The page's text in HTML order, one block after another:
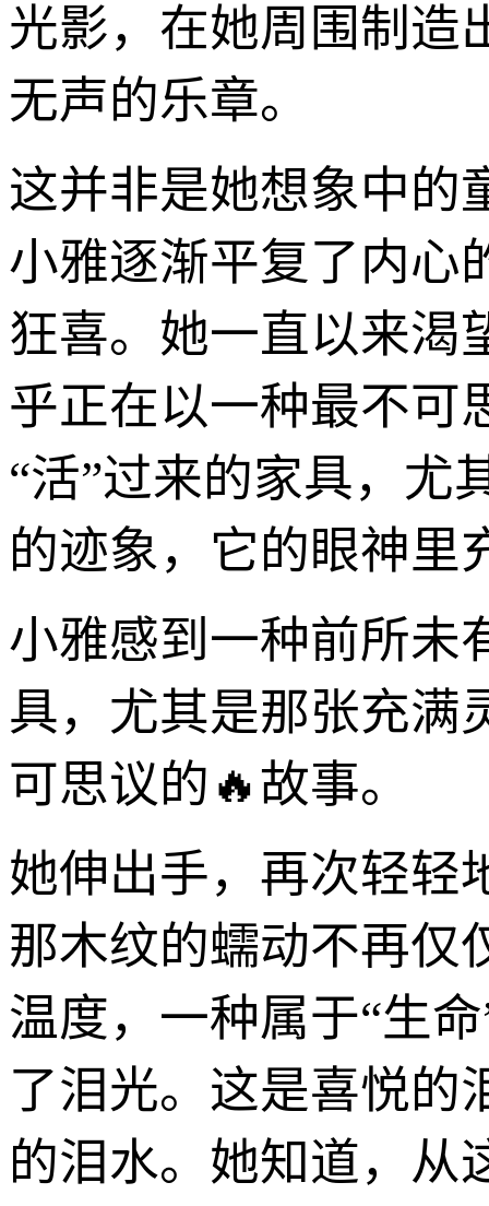
光影，在她周围制造
无声的乐章。
这并非是她想象中的
小雅逐渐平复了内心
狂喜。她一直以来渴
乎正在以一种最不可
“活”过来的家具，尤
的迹象，它的眼神里
小雅感到一种前所未
具，尤其是那张充满
可思议的🔥故事。
她伸出手，再次轻轻
那木纹的蠕动不再仅
温度，一种属于“生
了泪光。这是喜悦的
的泪水。她知道，从